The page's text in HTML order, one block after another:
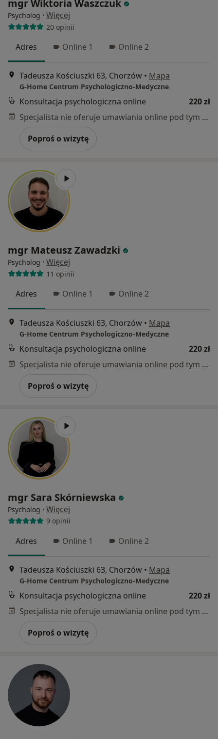
mgr Wiktoria Waszczuk
Psycholog · Więcej
20 opinii
Adres Online 1 Online 2
Tadeusza Kościuszki 63, Chorzów • Mapa
G-Home Centrum Psychologiczno-Medyczne
Konsultacja psychologiczna online
220 zł
Specjalista nie oferuje umawiania online pod tym adresem.
Poproś o wizytę
mgr Mateusz Zawadzki
Psycholog · Więcej
11 opinii
Adres Online 1 Online 2
Tadeusza Kościuszki 63, Chorzów • Mapa
G-Home Centrum Psychologiczno-Medyczne
Konsultacja psychologiczna online
220 zł
Specjalista nie oferuje umawiania online pod tym adresem.
Poproś o wizytę
mgr Sara Skórniewska
Psycholog · Więcej
9 opinii
Adres Online 1 Online 2
Tadeusza Kościuszki 63, Chorzów • Mapa
G-Home Centrum Psychologiczno-Medyczne
Konsultacja psychologiczna online
220 zł
Specjalista nie oferuje umawiania online pod tym adresem.
Poproś o wizytę